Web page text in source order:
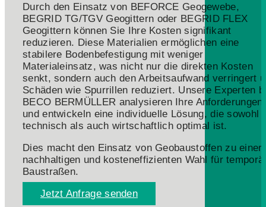
Durch den Einsatz von BEFORCE Geogewebe,
BEGRID TG/TGV Geogittern oder BEGRID FLEX
Geogittern können Sie Ihre Kosten signifikant
reduzieren. Diese Materialien ermöglichen eine
stabilere Bodenbefestigung mit weniger
Materialeinsatz, was nicht nur die direkten Kosten
senkt, sondern auch den Arbeitsaufwand verringert
Schäden wie Spurrillen reduziert. Unsere Experten
BECO BERMÜLLER analysieren Ihre Anforderungen
und entwickeln eine individuelle Lösung, die sowohl
technisch als auch wirtschaftlich optimal ist.
Dies macht den Einsatz von Geobaustoffen zu einer
nachhaltigen und kosteneffizienten Wahl für
Baustraßen.
Jetzt Anfrage senden